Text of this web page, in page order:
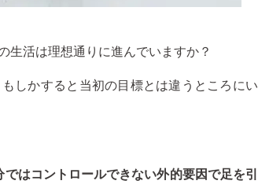
生活は理想通りに進んでいますか？
しかすると当初の目標とは違うところにい
はコントロールできない外的要因で足を引